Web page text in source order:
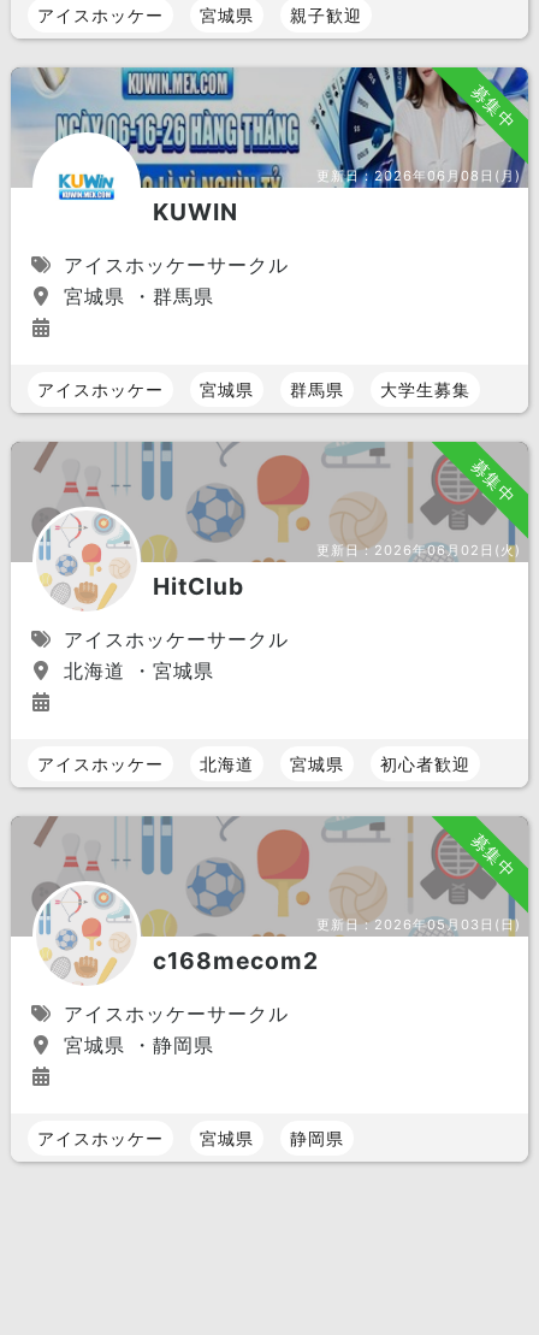
アイスホッケー 宮城県 親子歓迎
募集中
更新日：2026年06月08日(月)
KUWIN
アイスホッケーサークル
宮城県 ・群馬県
アイスホッケー 宮城県 群馬県 大学生募集
募集中
更新日：2026年06月02日(火)
HitClub
アイスホッケーサークル
北海道 ・宮城県
アイスホッケー 北海道 宮城県 初心者歓迎
募集中
更新日：2026年05月03日(日)
c168mecom2
アイスホッケーサークル
宮城県 ・静岡県
アイスホッケー 宮城県 静岡県